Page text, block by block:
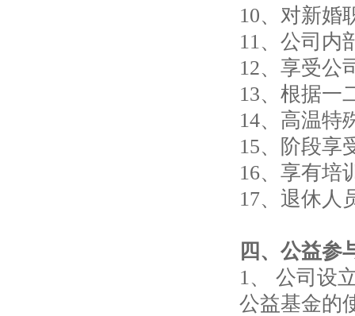
10、对新婚
11、公司内
12、享受公
13、根据一
14、高温特
15、阶段享
16、享有培
17、退休人
四、公益参
1、 公司设
公益基金的